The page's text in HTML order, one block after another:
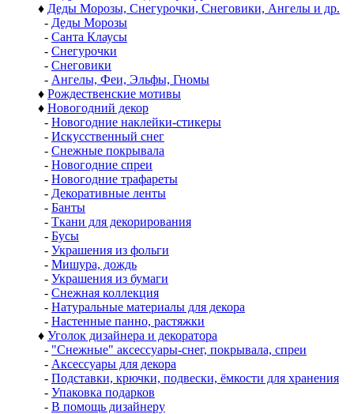
♦ Деды Морозы, Снегурочки, Снеговики, Ангелы и др.
- Деды Морозы
- Санта Клаусы
- Снегурочки
- Снеговики
- Ангелы, Феи, Эльфы, Гномы
♦ Рождественские мотивы
♦ Новогодний декор
- Новогодние наклейки-стикеры
- Искусственный снег
- Снежные покрывала
- Новогодние спреи
- Новогодние трафареты
- Декоративные ленты
- Банты
- Ткани для декорирования
- Бусы
- Украшения из фольги
- Мишура, дождь
- Украшения из бумаги
- Снежная коллекция
- Натуральные материалы для декора
- Настенные панно, растяжки
♦ Уголок дизайнера и декоратора
- "Снежные" аксессуары-снег, покрывала, спреи
- Аксессуары для декора
- Подставки, крючки, подвески, ёмкости для хранения
- Упаковка подарков
- В помощь дизайнеру